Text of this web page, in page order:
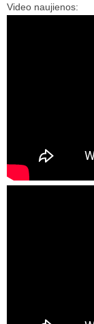
Video naujienos: